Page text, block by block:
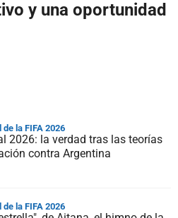
y una oportunidad
la FIFA 2026
2026: la verdad tras las teorías
contra Argentina
la FIFA 2026